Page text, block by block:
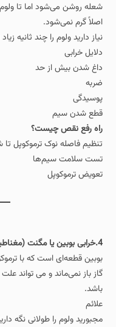
شعله روشن می‌شود اما تا
اصلاً گرم نمی‌شود.
نیاز دارید ولوم را چند ثانیه
دلایل خرابی
داغ شدن بیش از حد
ضربه
پوسیدگی
قطع شدن سیم
راه رفع نقص چیست؟
تنظیم فاصله نوک ترموکوپل تا
تست سلامت سیم‌ها
تعویض ترموکوپل
4.خرابی بوبین یا مگنت (مغناطیس سرشعله)
بوبین قطعه‌ای است که با
گاز باز نمی‌ماند و می تواند
باشد.
علائم
مجبورید ولوم را طولانی نگه